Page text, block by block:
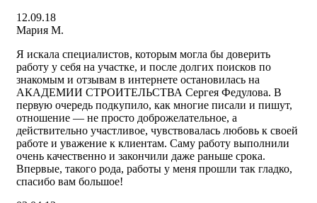
12.09.18
Мария М.
Я искала специалистов, которым могла бы доверить
работу у себя на участке, и после долгих поисков по
знакомым и отзывам в интернете остановилась на
АКАДЕМИИ СТРОИТЕЛЬСТВА Сергея Федулова. В
первую очередь подкупило, как многие писали и пишут,
отношение — не просто доброжелательное, а
действительно участливое, чувствовалась любовь к своей
работе и уважение к клиентам. Саму работу выполнили
очень качественно и закончили даже раньше срока.
Впервые, такого рода, работы у меня прошли так гладко,
спасибо вам большое!